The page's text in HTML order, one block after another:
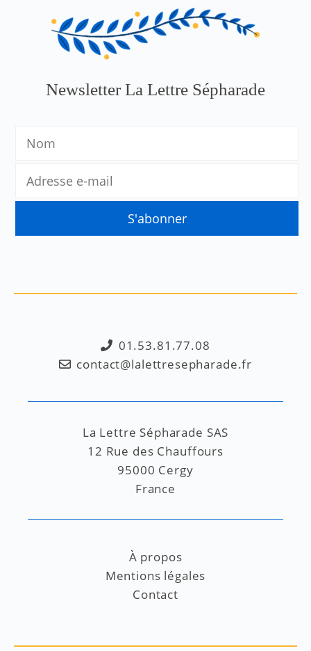
Newsletter La Lettre Sépharade
01.53.81.77.08
contact@lalettresepharade.fr
La Lettre Sépharade SAS
12 Rue des Chauffours
95000 Cergy
France
À propos
Mentions légales
Contact